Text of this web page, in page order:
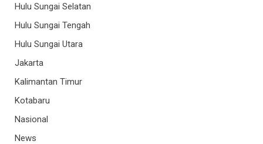
Hulu Sungai Selatan
Hulu Sungai Tengah
Hulu Sungai Utara
Jakarta
Kalimantan Timur
Kotabaru
Nasional
News